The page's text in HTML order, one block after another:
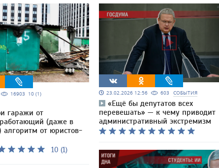
16903 10 (1)
гаражи от
(даже в
алгоритм от юристов-
10 (1)
23.02.2026 12:56 603 СОБЫТИЯ
«Ещё бы депутатов всех
перевешать» — к чему приводит
административный экстремизм